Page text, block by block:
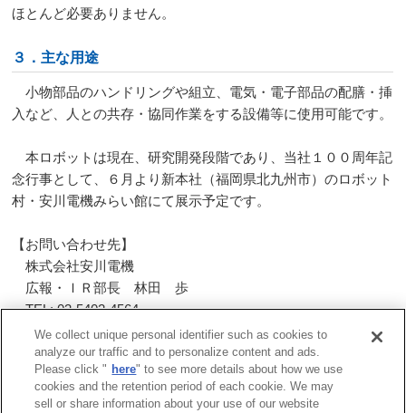
ほとんど必要ありません。
３．主な用途
小物部品のハンドリングや組立、電気・電子部品の配膳・挿
入など、人との共存・協同作業をする設備等に使用可能です。
本ロボットは現在、研究開発段階であり、当社１００周年記
念行事として、６月より新本社（福岡県北九州市）のロボット
村・安川電機みらい館にて展示予定です。
【お問い合わせ先】
株式会社安川電機
広報・ＩＲ部長 林田 歩
TEL: 03-5402-4564
FAX: 03-5402-4580
一覧へ戻る
We collect unique personal identifier such as cookies to
analyze our traffic and to personalize content and ads.
Please click " here" to see more details about how we use
cookies and the retention period of each cookie. We may
sell or share information about your use of our website